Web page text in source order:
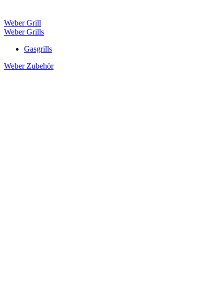
Weber Grill
Weber Grills
Gasgrills
Weber Zubehör